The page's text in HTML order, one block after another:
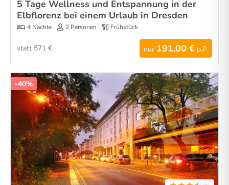
5 Tage Wellness und Entspannung in der
Elbflorenz bei einem Urlaub in Dresden
4 Nächte 2 Personen Frühstück
nur 191,00 € p.P.
statt 571 €
-40%